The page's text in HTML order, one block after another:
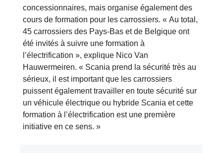
concessionnaires, mais organise également des
cours de formation pour les carrossiers. « Au total,
45 carrossiers des Pays-Bas et de Belgique ont
été invités à suivre une formation à
l’électrification », explique Nico Van
Hauwermeiren. « Scania prend la sécurité très au
sérieux, il est important que les carrossiers
puissent également travailler en toute sécurité sur
un véhicule électrique ou hybride Scania et cette
formation à l’électrification est une première
initiative en ce sens. »